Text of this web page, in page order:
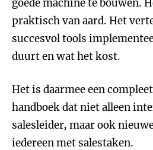
goede machine te bouwen.
praktisch van aard. Het
succesvol tools
duurt en wat het kost.
Het is daarmee een
handboek dat niet alleen
salesleider, maar ook
iedereen met salestaken.